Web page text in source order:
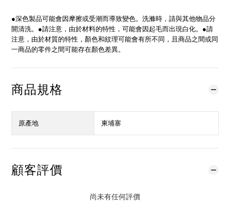
●深色製品可能會因摩擦或受潮而導致變色。洗滌時，請與其他物品分
開清洗。●請注意，由於材料的特性，可能會因起毛而出現白化。●請
注意，由於材質的特性，顏色和紋理可能會有所不同，且商品之間或同
一商品的零件之間可能存在顏色差異。
商品規格
原產地 柬埔寨
顧客評價
尚未有任何評價